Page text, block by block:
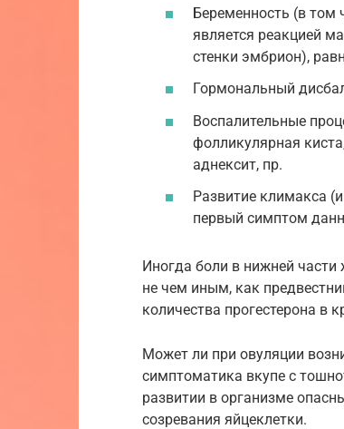
Беременность (в том
является реакцией
стенки эмбрион),
Гормональный
Воспалительные
фолликулярная
аднексит, пр.
Развитие климакса
первый симптом
Иногда боли в нижней
не чем иным, как
количества прогестерона в
Может ли при овуляции
симптоматика вкупе с
развитии в организме
созревания яйцеклетки.